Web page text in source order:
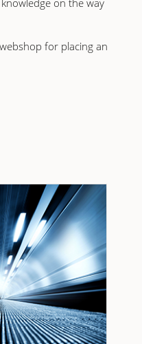
for placing an